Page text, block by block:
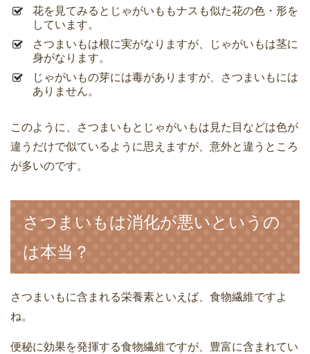
花を見てみるとじゃがいももナスも似た花の色・形を
しています。
さつまいもは根に実がなりますが、じゃがいもは茎に
身がなります。
じゃがいもの芽には毒がありますが、さつまいもには
ありません。
このように、さつまいもとじゃがいもは見た目などは色が
違うだけで似ているように思えますが、意外と違うところ
が多いのです。
さつまいもは消化が悪いというの
は本当？
さつまいもに含まれる栄養素といえば、食物繊維ですよ
ね。
便秘に効果を発揮する食物繊維ですが、豊富に含まれてい